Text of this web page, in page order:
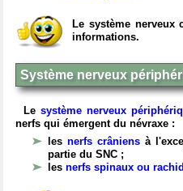
Le système nerveux
informations.
Système nerveux
Le système nerveux
nerfs qui émergent du névraxe :
les nerfs crâniens à
partie du SNC ;
les nerfs spinaux ou